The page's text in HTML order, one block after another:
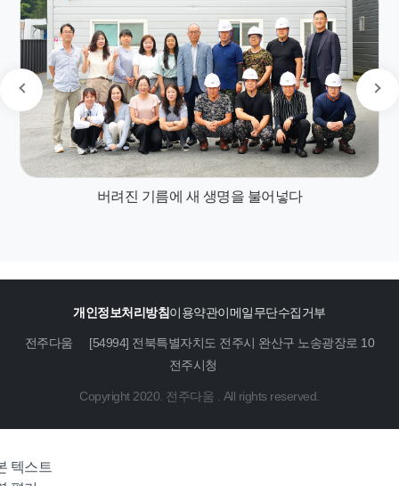
버려진 기름에 새 생명을 불어넣다
개인정보처리방침이용약관이메일무단수집거부
전주다움
[54994] 전북특별자치도 전주시 완산구 노송광장로 10
전주시청
Copyright 2020. 전주다움 . All rights reserved.
텍스트